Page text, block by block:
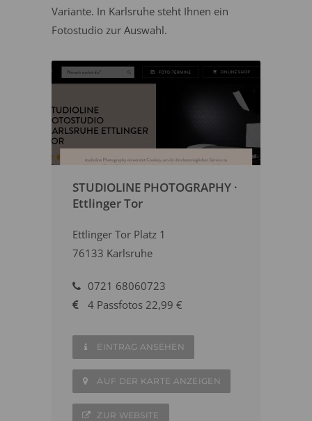
Variante. In Karlsruhe steht Ihnen ein
Fotostudio zur Auswahl.
STUDIOLINE PHOTOGRAPHY ·
Ettlinger Tor
Ettlinger Tor Platz 1
76133 Karlsruhe
0721 68060723
4 Passfotos 22,99 €
EINTRAG ANSEHEN
AUF DER KARTE ANZEIGEN
ZUR WEBSITE